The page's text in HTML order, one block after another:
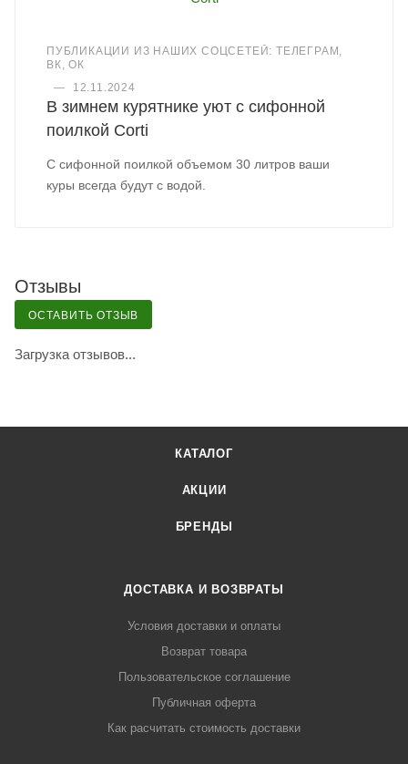
ПУБЛИКАЦИИ ИЗ НАШИХ СОЦСЕТЕЙ: ТЕЛЕГРАМ,
ВК, ОК
—
12.11.2024
В зимнем курятнике уют с сифонной
поилкой Corti
С сифонной поилкой объемом 30 литров ваши
куры всегда будут с водой.
Отзывы
ОСТАВИТЬ ОТЗЫВ
Загрузка отзывов...
КАТАЛОГ
АКЦИИ
БРЕНДЫ
ДОСТАВКА И ВОЗВРАТЫ
Условия доставки и оплаты
Возврат товара
Пользовательское соглашение
Публичная оферта
Как расчитать стоимость доставки